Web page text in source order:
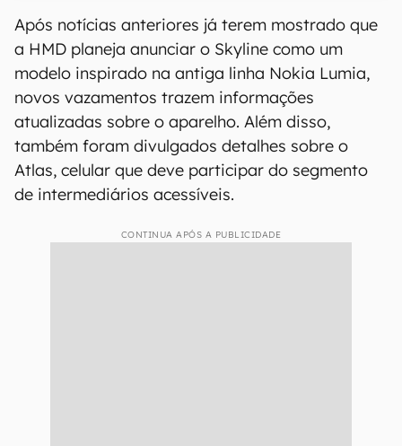
Após notícias anteriores já terem mostrado que
a HMD planeja anunciar o Skyline como um
modelo inspirado na antiga linha Nokia Lumia,
novos vazamentos trazem informações
atualizadas sobre o aparelho. Além disso,
também foram divulgados detalhes sobre o
Atlas, celular que deve participar do segmento
de intermediários acessíveis.
CONTINUA APÓS A PUBLICIDADE